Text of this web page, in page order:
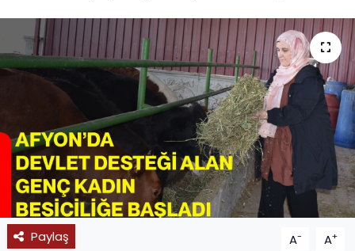
Paylaş A- A+
SAĞLIK
SPOR
11:11 MANŞET